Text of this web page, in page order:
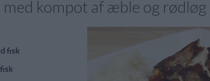
med kompot af æble og rødløg
fisk